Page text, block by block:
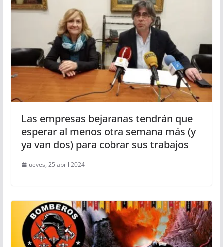
Las empresas bejaranas tendrán que
esperar al menos otra semana más (y
ya van dos) para cobrar sus trabajos
jueves, 25 abril 2024